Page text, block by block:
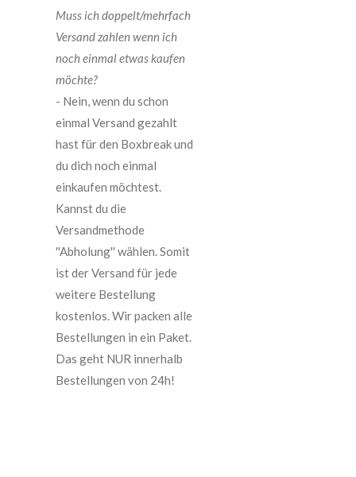
Muss ich doppelt/mehrfach
Versand zahlen wenn ich
noch einmal etwas kaufen
möchte?
- Nein, wenn du schon
einmal Versand gezahlt
hast für den Boxbreak und
du dich noch einmal
einkaufen möchtest.
Kannst du die
Versandmethode
''Abholung'' wählen. Somit
ist der Versand für jede
weitere Bestellung
kostenlos. Wir packen alle
Bestellungen in ein Paket.
Das geht NUR innerhalb
Bestellungen von 24h!